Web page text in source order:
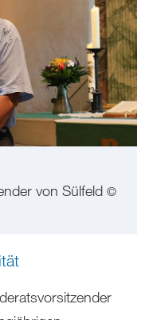
von Sülfeld ©